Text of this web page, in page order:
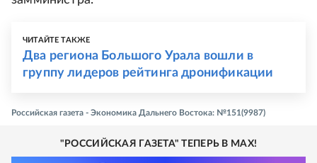
ЧИТАЙТЕ ТАКЖЕ
Два региона Большого Урала вошли в
группу лидеров рейтинга дронификации
Российская газета - Экономика Дальнего Востока: №151(9987)
"РОССИЙСКАЯ ГАЗЕТА" ТЕПЕРЬ В MAX!